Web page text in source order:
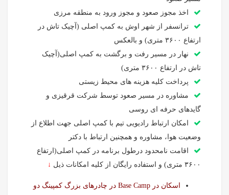
اخذ مجوز صعود و مجوز ورود به منطقه مرزی
ترانسفر از شهر اوش به کمپ اصلی (آچیک تاش در
ارتفاع ۳۶۰۰ متری) و بالعکس
نهار در مسیر رفت و برگشت به کمپ اصلی(آچیک
تاش در ارتفاع ۳۶۰۰ متری)
پرداخت کلیه هزینه های محیط زیستی
مشاوره در مسیر صعود توسط شرکت قرقیزی و
گایدهای حرفه ای روسی
امکان ارتباط رادیویی تیم با کمپ اصلی جهت اطلاع از
وضعیت هوا، مشاوره و همچنین ارتباط با دکتر
اقامت نامحدود درطول برنامه در کمپ اصلی(ارتفاع
۳۶۰۰ متری) و استفاده رایگان از کلیه امکانات ذیل
↓
اسکان در Base Camp در چادرهای بزرگ کمپینگ دو